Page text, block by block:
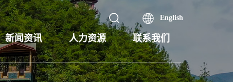
English
新闻资讯 人力资源 联系我们